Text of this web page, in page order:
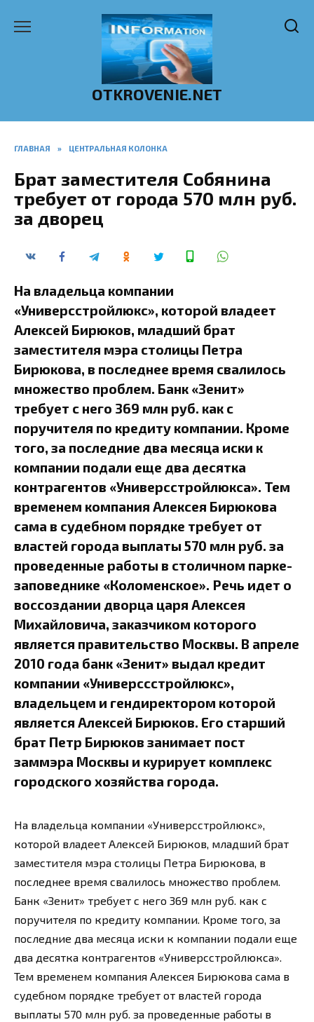
OTKROVENIE.NET
ГЛАВНАЯ » ЦЕНТРАЛЬНАЯ КОЛОНКА
Брат заместителя Собянина
требует от города 570 млн руб.
за дворец
На владельца компании
«Универсстройлюкс», которой владеет
Алексей Бирюков, младший брат
заместителя мэра столицы Петра
Бирюкова, в последнее время свалилось
множество проблем. Банк «Зенит»
требует с него 369 млн руб. как с
поручителя по кредиту компании. Кроме
того, за последние два месяца иски к
компании подали еще два десятка
контрагентов «Универсстройлюкса». Тем
временем компания Алексея Бирюкова
сама в судебном порядке требует от
властей города выплаты 570 млн руб. за
проведенные работы в столичном парке-
заповеднике «Коломенское». Речь идет о
воссоздании дворца царя Алексея
Михайловича, заказчиком которого
является правительство Москвы. В апреле
2010 года банк «Зенит» выдал кредит
компании «Универссстройлюкс»,
владельцем и гендиректором которой
является Алексей Бирюков. Его старший
брат Петр Бирюков занимает пост
заммэра Москвы и курирует комплекс
городского хозяйства города.
На владельца компании «Универсстройлюкс»,
которой владеет Алексей Бирюков, младший брат
заместителя мэра столицы Петра Бирюкова, в
последнее время свалилось множество проблем.
Банк «Зенит» требует с него 369 млн руб. как с
поручителя по кредиту компании. Кроме того, за
последние два месяца иски к компании подали еще
два десятка контрагентов «Универсстройлюкса».
Тем временем компания Алексея Бирюкова сама в
судебном порядке требует от властей города
выплаты 570 млн руб. за проведенные работы в